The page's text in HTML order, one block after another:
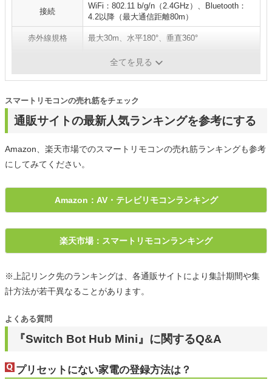
接続
WiFi：802.11 b/g/n（2.4GHz）、Bluetooth：
4.2以降（最大通信距離80m）
赤外線規格 最大30m、水平180°、垂直360°
Android4.3＋、iOS10.0＋、watchOS1.0＋
全てを見る
通販サイトの最新人気ランキングを参考にする
スマートリモコンの売れ筋をチェック
Amazon、楽天市場でのスマートリモコンの売れ筋ランキングも参考
にしてみてください。
Amazon：AV・テレビリモコンランキング
楽天市場：スマートリモコンランキング
※上記リンク先のランキングは、各通販サイトにより集計期間や集
計方法が若干異なることがあります。
『Switch Bot Hub Mini』に関するQ&A
よくある質問
プリセットにない家電の登録方法は？